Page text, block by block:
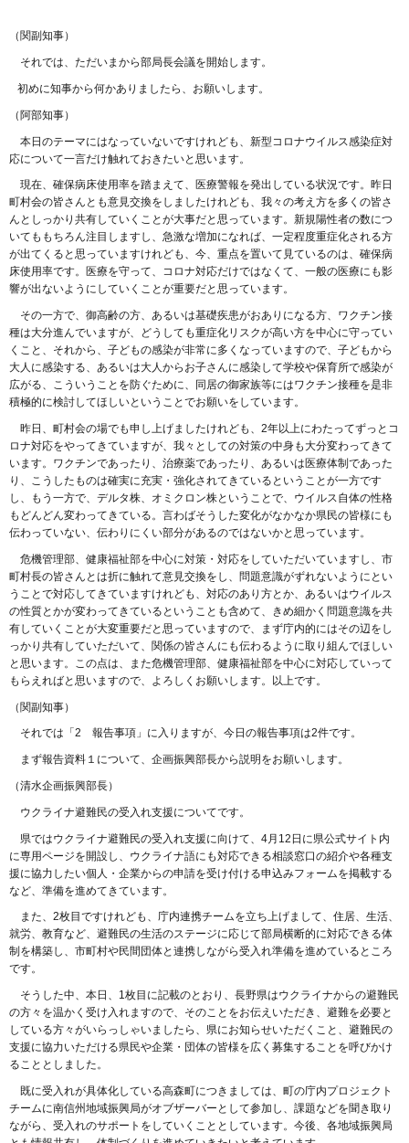
（関副知事）
それでは、ただいまから部局長会議を開始します。
初めに知事から何かありましたら、お願いします。
（阿部知事）
本日のテーマにはなっていないですけれども、新型コロナウイルス感染症対
応について一言だけ触れておきたいと思います。
現在、確保病床使用率を踏まえて、医療警報を発出している状況です。昨日
町村会の皆さんとも意見交換をしましたけれども、我々の考え方を多くの皆さ
んとしっかり共有していくことが大事だと思っています。新規陽性者の数につ
いてももちろん注目しますし、急激な増加になれば、一定程度重症化される方
が出てくると思っていますけれども、今、重点を置いて見ているのは、確保病
床使用率です。医療を守って、コロナ対応だけではなくて、一般の医療にも影
響が出ないようにしていくことが重要だと思っています。
その一方で、御高齢の方、あるいは基礎疾患がおありになる方、ワクチン接
種は大分進んでいますが、どうしても重症化リスクが高い方を中心に守ってい
くこと、それから、子どもの感染が非常に多くなっていますので、子どもから
大人に感染する、あるいは大人からお子さんに感染して学校や保育所で感染が
広がる、こういうことを防ぐために、同居の御家族等にはワクチン接種を是非
積極的に検討してほしいということでお願いをしています。
昨日、町村会の場でも申し上げましたけれども、2年以上にわたってずっとコ
ロナ対応をやってきていますが、我々としての対策の中身も大分変わってきて
います。ワクチンであったり、治療薬であったり、あるいは医療体制であった
り、こうしたものは確実に充実・強化されてきているということが一方です
し、もう一方で、デルタ株、オミクロン株ということで、ウイルス自体の性格
もどんどん変わってきている。言わばそうした変化がなかなか県民の皆様にも
伝わっていない、伝わりにくい部分があるのではないかと思っています。
危機管理部、健康福祉部を中心に対策・対応をしていただいていますし、市
町村長の皆さんとは折に触れて意見交換をし、問題意識がずれないようにとい
うことで対応してきていますけれども、対応のあり方とか、あるいはウイルス
の性質とかが変わってきているということも含めて、きめ細かく問題意識を共
有していくことが大変重要だと思っていますので、まず庁内的にはその辺をし
っかり共有していただいて、関係の皆さんにも伝わるように取り組んでほしい
と思います。この点は、また危機管理部、健康福祉部を中心に対応していって
もらえればと思いますので、よろしくお願いします。以上です。
（関副知事）
それでは「2 報告事項」に入りますが、今日の報告事項は2件です。
まず報告資料１について、企画振興部長から説明をお願いします。
（清水企画振興部長）
ウクライナ避難民の受入れ支援についてです。
県ではウクライナ避難民の受入れ支援に向けて、4月12日に県公式サイト内
に専用ページを開設し、ウクライナ語にも対応できる相談窓口の紹介や各種支
援に協力したい個人・企業からの申請を受け付ける申込みフォームを掲載する
など、準備を進めてきています。
また、2枚目ですけれども、庁内連携チームを立ち上げまして、住居、生活、
就労、教育など、避難民の生活のステージに応じて部局横断的に対応できる体
制を構築し、市町村や民間団体と連携しながら受入れ準備を進めているところ
です。
そうした中、本日、1枚目に記載のとおり、長野県はウクライナからの避難民
の方々を温かく受け入れますので、そのことをお伝えいただき、避難を必要と
している方々がいらっしゃいましたら、県にお知らせいただくこと、避難民の
支援に協力いただける県民や企業・団体の皆様を広く募集することを呼びかけ
ることとしました。
既に受入れが具体化している高森町につきましては、町の庁内プロジェクト
チームに南信州地域振興局がオブザーバーとして参加し、課題などを聞き取り
ながら、受入れのサポートをしていくこととしています。今後、各地域振興局